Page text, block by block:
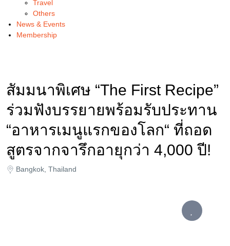
Travel
Others
News & Events
Membership
สัมมนาพิเศษ “The First Recipe”
ร่วมฟังบรรยายพร้อมรับประทาน
“อาหารเมนูแรกของโลก“ ที่ถอด
สูตรจากจารึกอายุกว่า 4,000 ปี!
Bangkok, Thailand